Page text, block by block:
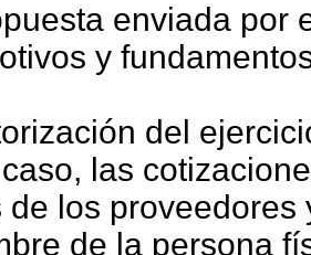
enviada por
y
del
las
de los proveedores
de la persona